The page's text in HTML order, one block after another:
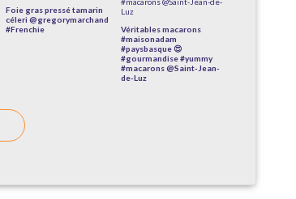
Foie gras pressé tamarin
céleri @gregorymarchand
#Frenchie
Véritables macarons
#maisonadam
#paysbasque 😍
#gourmandise #yummy
#macarons @Saint-Jean-
de-Luz